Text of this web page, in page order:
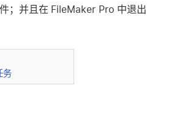
；并且在 FileMaker Pro 中退出
务